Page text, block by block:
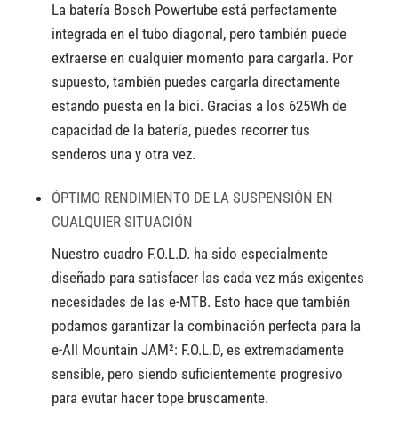
La batería Bosch Powertube está perfectamente
integrada en el tubo diagonal, pero también puede
extraerse en cualquier momento para cargarla. Por
supuesto, también puedes cargarla directamente
estando puesta en la bici. Gracias a los 625Wh de
capacidad de la batería, puedes recorrer tus
senderos una y otra vez.
ÓPTIMO RENDIMIENTO DE LA SUSPENSIÓN EN
CUALQUIER SITUACIÓN
Nuestro cuadro F.O.L.D. ha sido especialmente
diseñado para satisfacer las cada vez más exigentes
necesidades de las e-MTB. Esto hace que también
podamos garantizar la combinación perfecta para la
e-All Mountain JAM²: F.O.L.D, es extremadamente
sensible, pero siendo suficientemente progresivo
para evutar hacer tope bruscamente.